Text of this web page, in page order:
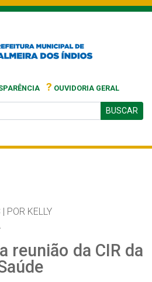
? OUVIDORIA GERAL
BUSCAR
| POR KELLY
reunião da CIR da